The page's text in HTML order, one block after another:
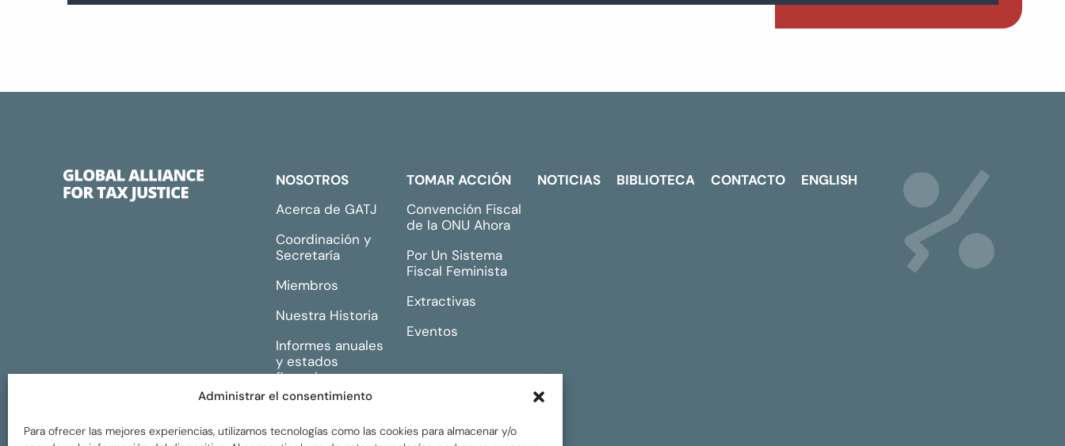
Administrar el consentimiento
Para ofrecer las mejores experiencias, utilizamos tecnologías como las cookies para almacenar y/o
NOSOTROS
Acerca de GATJ
Coordinación y
Secretaría
Miembros
Nuestra Historia
Informes anuales
y estados
financieros
TOMAR ACCIÓN
Convención Fiscal
de la ONU Ahora
Por Un Sistema
Fiscal Feminista
Extractivas
Eventos
NOTICIAS BIBLIOTECA CONTACTO ENGLISH